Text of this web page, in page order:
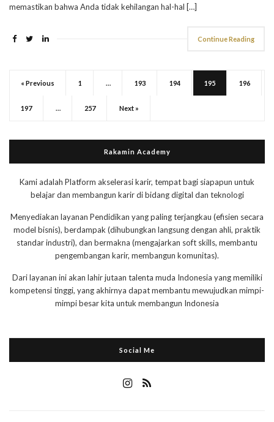
memastikan bahwa Anda tidak kehilangan hal-hal […]
Continue Reading
« Previous 1 … 193 194 195 196
197 … 257 Next »
Rakamin Academy
Kami adalah Platform akselerasi karir, tempat bagi siapapun untuk
belajar dan membangun karir di bidang digital dan teknologi
Menyediakan layanan Pendidikan yang paling terjangkau (efisien secara
model bisnis), berdampak (dihubungkan langsung dengan ahli, praktik
standar industri), dan bermakna (mengajarkan soft skills, membantu
pengembangan karir, membangun komunitas).
Dari layanan ini akan lahir jutaan talenta muda Indonesia yang memiliki
kompetensi tinggi, yang akhirnya dapat membantu mewujudkan mimpi-
mimpi besar kita untuk membangun Indonesia
Social Me